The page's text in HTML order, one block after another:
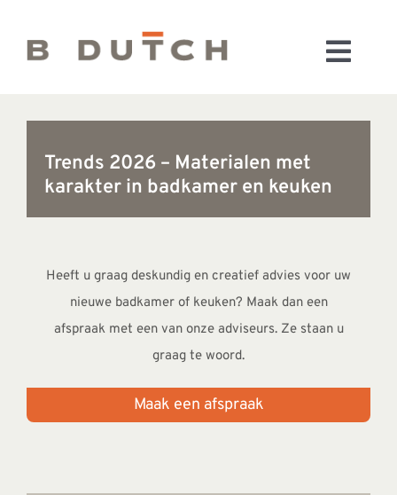
inhoud
BADKAMERS
CONFIGURATOR
KEUKENS
MATERIALEN
WEBSHOP
REVIEWS
Trends 2026 – Materialen met
karakter in badkamer en keuken
Heeft u graag deskundig en creatief advies voor uw
nieuwe badkamer of keuken? Maak dan een
afspraak met een van onze adviseurs. Ze staan u
graag te woord.
Maak een afspraak